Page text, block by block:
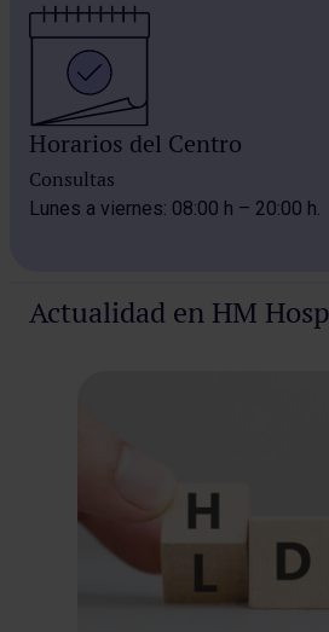
Horarios del Centro
Consultas
Lunes a viernes: 08:00 h – 20:00 h.
Actualidad en HM